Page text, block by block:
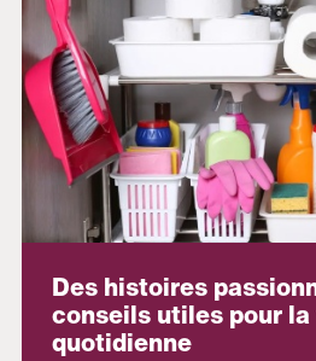
Des histoires
conseils utiles pour la
quotidienne